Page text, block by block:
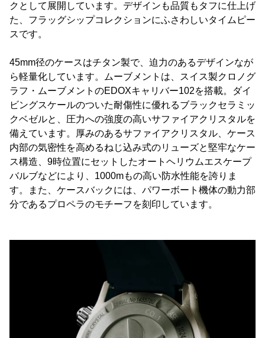
クとして展開しています。デザインも品質もタフに仕上げ
た、フラッグシップコレクションにふさわしいタイムピー
スです。
45mm径のケースはチタン製で、迫力のあるデザインなが
ら軽量化しています。ムーブメントは、スイス製クロノグ
ラフ・ムーブメントのEDOXキャリバー102を搭載。ダイ
ビングスケールのついた耐傷性に優れるブラックセラミッ
クベゼルと、圧力への強度の高いサファイアクリスタルを
備えています。厚みのあるサファイアクリスタル、ケース
内部の気密性を高めるねじ込み式のリューズと堅牢なケー
ス構造、9時位置にセットしたオートヘリウムエスケープ
バルブなどにより、1000mもの高い防水性能を誇りま
す。また、ケースバックには、パワーボート機体の動力部
分であるプロペラのモチーフを刻印しています。